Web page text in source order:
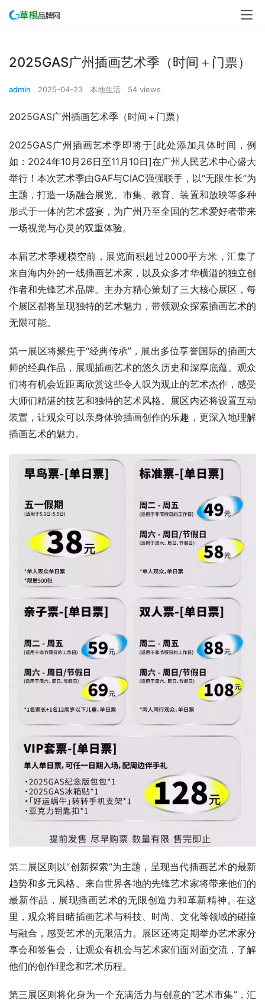
2025GAS广州插画艺术季（时间＋门票）
admin 2025-04-23 本地生活 54 views
2025GAS广州插画艺术季（时间＋门票）
2025GAS广州插画艺术季即将于[此处添加具体时间，例
如：2024年10月26日至11月10日]在广州人民艺术中心盛大
举行！本次艺术季由GAF与CIAC强强联手，以“无限生长”为
主题，打造一场融合展览、市集、教育、装置和放映等多种
形式于一体的艺术盛宴，为广州乃至全国的艺术爱好者带来
一场视觉与心灵的双重体验。
本届艺术季规模空前，展览面积超过2000平方米，汇集了
来自海内外的一线插画艺术家，以及众多才华横溢的独立创
作者和先锋艺术品牌。主办方精心策划了三大核心展区，每
个展区都将呈现独特的艺术魅力，带领观众探索插画艺术的
无限可能。
第一展区将聚焦于“经典传承”，展出多位享誉国际的插画大
师的经典作品，展现插画艺术的悠久历史和深厚底蕴。观众
们将有机会近距离欣赏这些令人叹为观止的艺术杰作，感受
大师们精湛的技艺和独特的艺术风格。展区内还将设置互动
装置，让观众可以亲身体验插画创作的乐趣，更深入地理解
插画艺术的魅力。
第二展区则以“创新探索”为主题，呈现当代插画艺术的最新
趋势和多元风格。来自世界各地的先锋艺术家将带来他们的
最新作品，展现插画艺术的无限创造力和革新精神。在这
里，观众将目睹插画艺术与科技、时尚、文化等领域的碰撞
与融合，感受艺术的无限活力。展区还将定期举办艺术家分
享会和签售会，让观众有机会与艺术家们面对面交流，了解
他们的创作理念和艺术历程。
第三展区则将化身为一个充满活力与创意的“艺术市集”，汇